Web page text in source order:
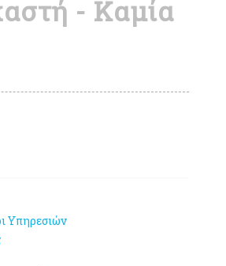
- Καμία
Υπηρεσιών